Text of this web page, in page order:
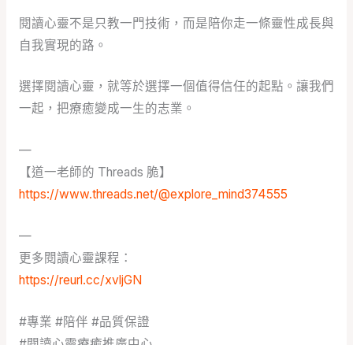
閱讀心靈不是只教一門技術，而是陪你走一條靈性成長與
自我實現的路。
選擇閱讀心靈，就等於選擇一個值得信任的起點。讓我們
一起，把療癒變成一生的志業。
—
【道一老師的 Threads 脆】
https://www.threads.net/@explore_mind374555
—
更多閱讀心靈課程：
https://reurl.cc/xvljGN
#專業 #陪伴 #品質保證